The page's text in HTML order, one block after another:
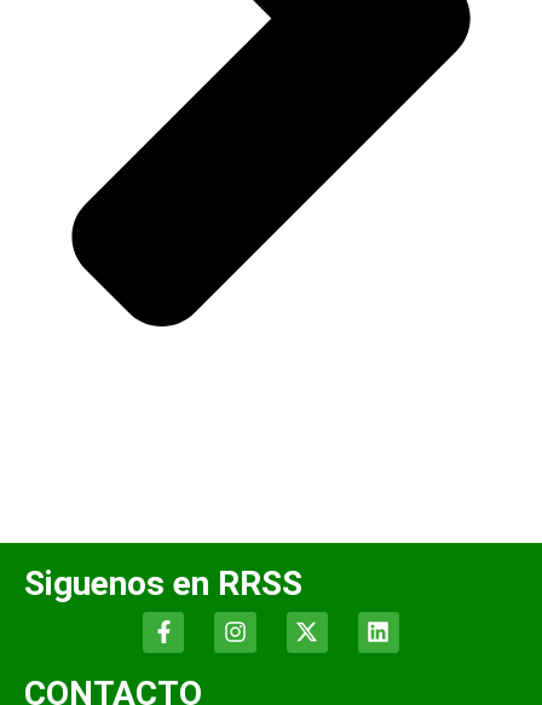
Siguenos en RRSS
CONTACTO